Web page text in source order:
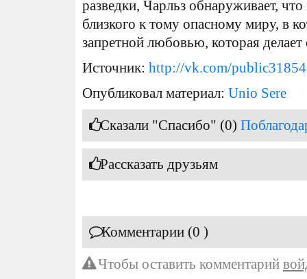
разведки, Чарльз обнаруживает,
близкого к тому опасному миру, в
запретной любовью, которая
Источник: http://vk.com/
Опубликовал материал: Unio Sere
Сказали "Спасибо" (0)
Рассказать друзьям
Комментарии (0 )
Чтобы оставить комментарий